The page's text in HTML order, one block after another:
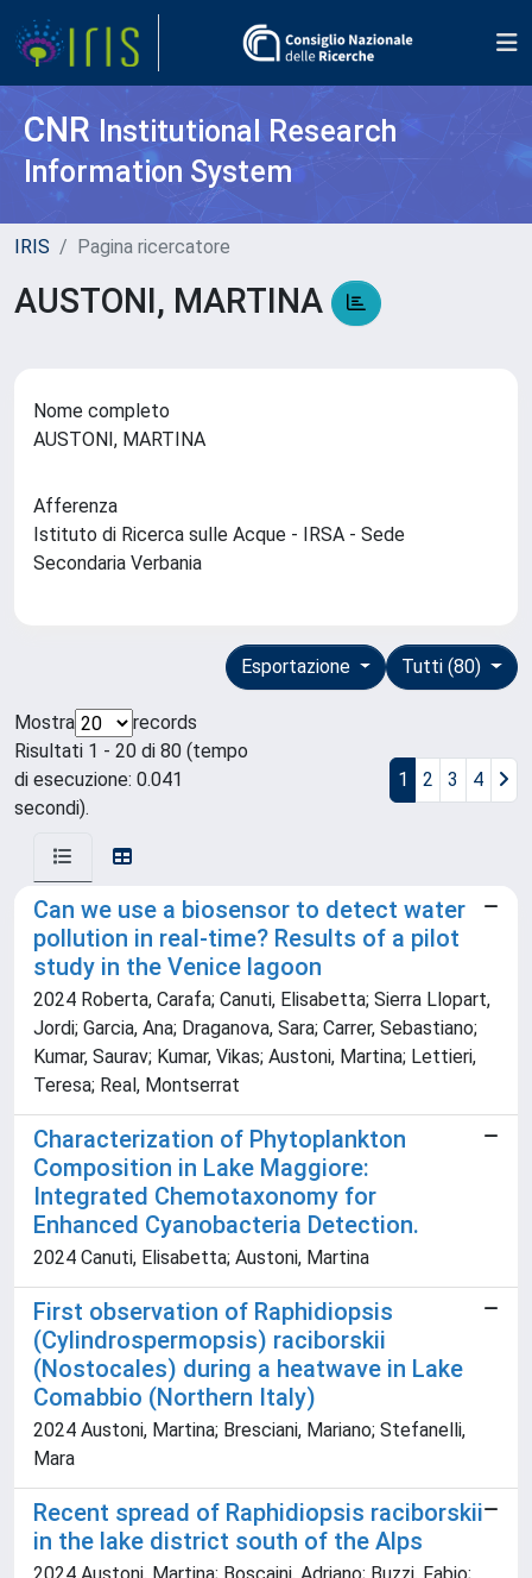
CNR Institutional Research
Information System
IRIS Pagina ricercatore
AUSTONI, MARTINA
Nome completo
AUSTONI, MARTINA
Afferenza
Istituto di Ricerca sulle Acque - IRSA - Sede
Secondaria Verbania
Tutti (80)
Esportazione
Mostra
records
Risultati 1 - 20 di 80 (tempo
di esecuzione: 0.041
secondi).
1 2 3 4
Can we use a biosensor to detect water
pollution in real-time? Results of a pilot
study in the Venice lagoon
2024 Roberta, Carafa; Canuti, Elisabetta; Sierra Llopart,
Jordi; Garcia, Ana; Draganova, Sara; Carrer, Sebastiano;
Kumar, Saurav; Kumar, Vikas; Austoni, Martina; Lettieri,
Teresa; Real, Montserrat
Characterization of Phytoplankton
Composition in Lake Maggiore:
Integrated Chemotaxonomy for
Enhanced Cyanobacteria Detection.
2024 Canuti, Elisabetta; Austoni, Martina
First observation of Raphidiopsis
(Cylindrospermopsis) raciborskii
(Nostocales) during a heatwave in Lake
Comabbio (Northern Italy)
2024 Austoni, Martina; Bresciani, Mariano; Stefanelli,
Mara
Recent spread of Raphidiopsis raciborskii
in the lake district south of the Alps